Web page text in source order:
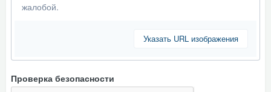
жалобой.
Указать URL изображения
Проверка безопасности